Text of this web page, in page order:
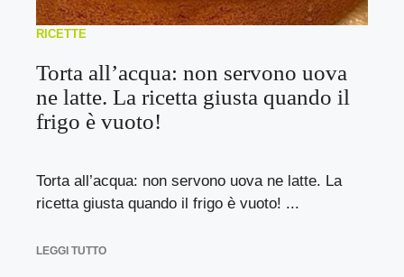
RICETTE
Torta all’acqua: non servono uova
ne latte. La ricetta giusta quando il
frigo è vuoto!
Torta all’acqua: non servono uova ne latte. La
ricetta giusta quando il frigo è vuoto! ...
LEGGI TUTTO